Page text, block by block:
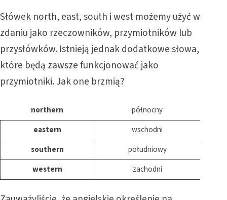
Słówek north, east, south i west możemy użyć w
zdaniu jako rzeczowników, przymiotników lub
przysłówków. Istnieją jednak dodatkowe słowa,
które będą zawsze funkcjonować jako
przymiotniki. Jak one brzmią?
northern
północny
eastern
wschodni
southern
południowy
western
zachodni